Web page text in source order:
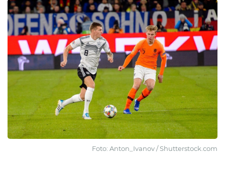
Foto: Anton_Ivanov / Shutterstock.com